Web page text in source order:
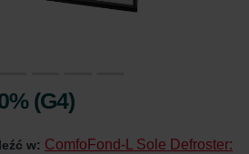
(G4)
w: ComfoFond-L Sole Defroster: